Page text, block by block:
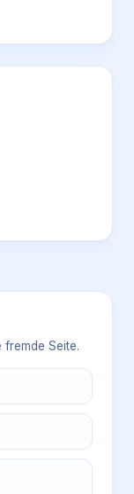
fremde Seite.